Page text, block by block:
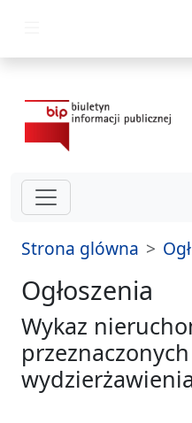
Strona glówna
Ogłoszenia
Wykaz